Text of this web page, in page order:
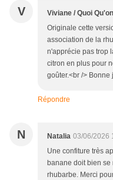
V Viviane / Quoi
Originale cette
association de la
n'apprécie pas trop
citron en plus pour
goûter.<br />
Répondre
N Natalia 03/06/2026
Une confiture très
banane doit bien se
rhubarbe. Merci